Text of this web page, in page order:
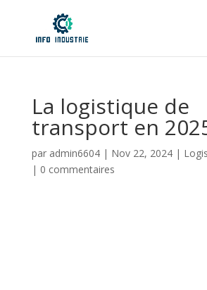
La logistique de
transport en
par admin6604| Nov 22, 2024|
| 0 commentaires